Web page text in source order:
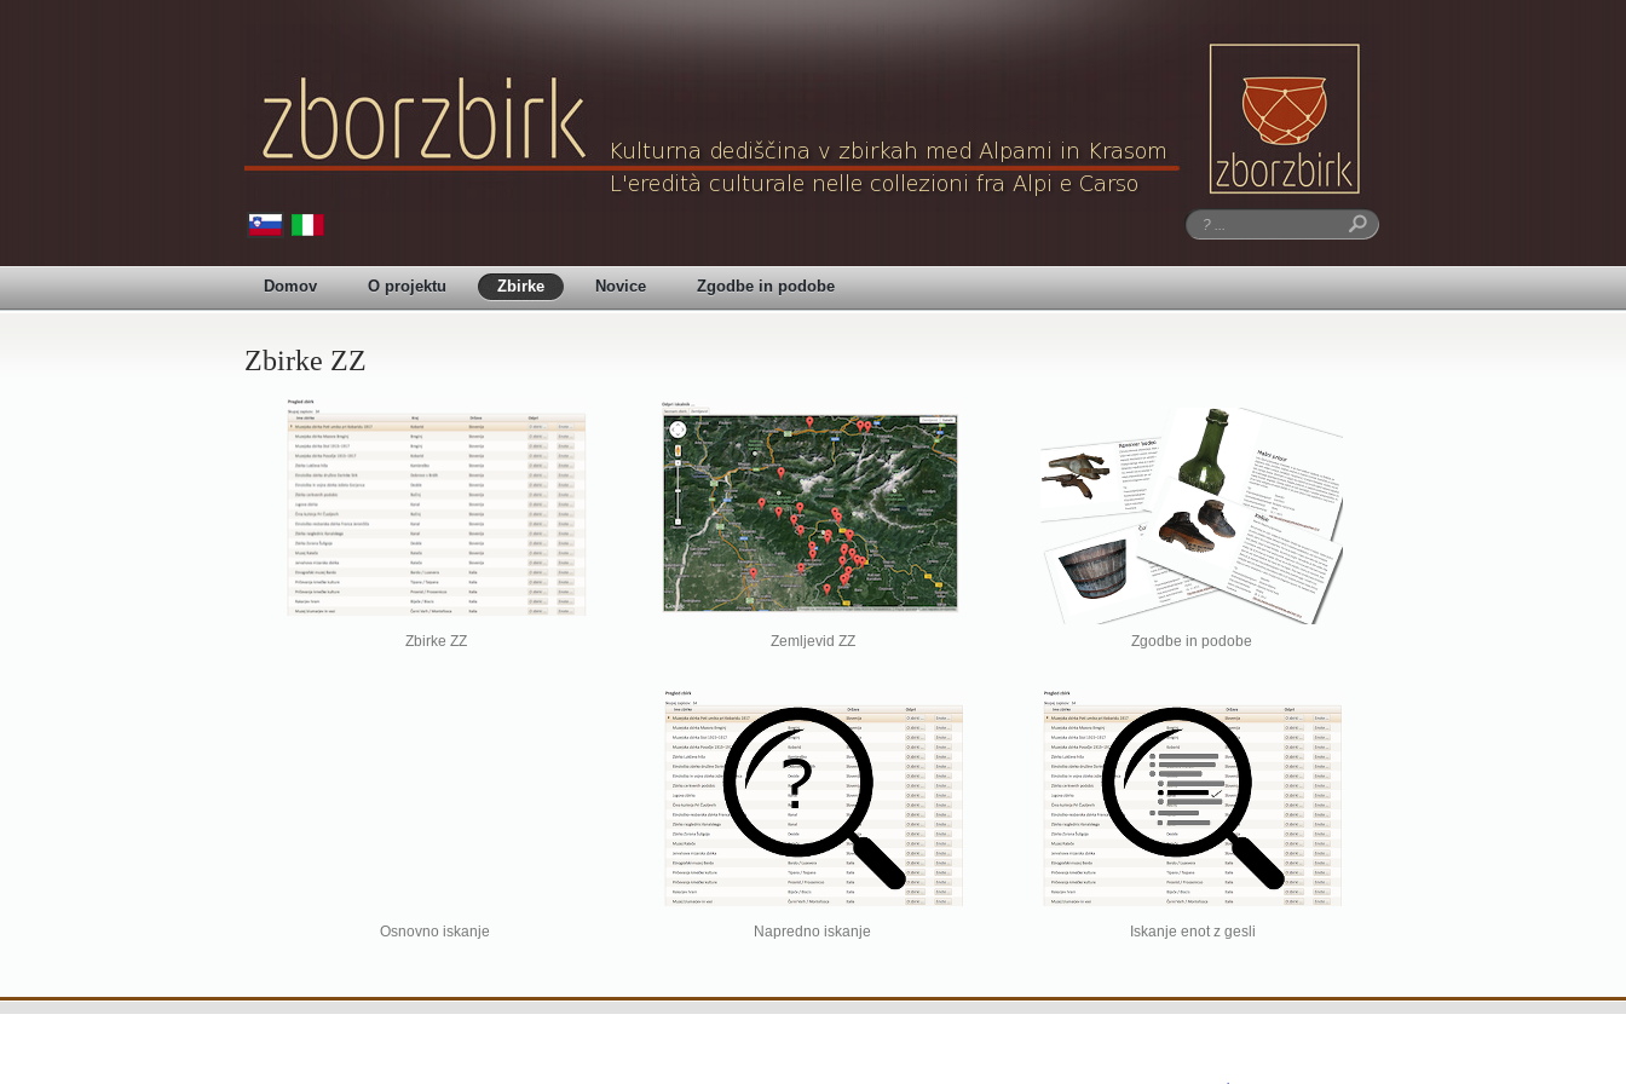
Domov
O projektu Zbirke Novice Zgodbe in podobe
Zbirke ZZ
Zbirke ZZ Zemljevid ZZ Zgodbe in podobe
Osnovno iskanje Napredno iskanje Iskanje enot z gesli